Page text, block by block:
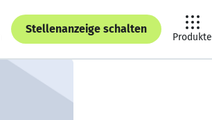
Stellenanzeige schalten
Produkte